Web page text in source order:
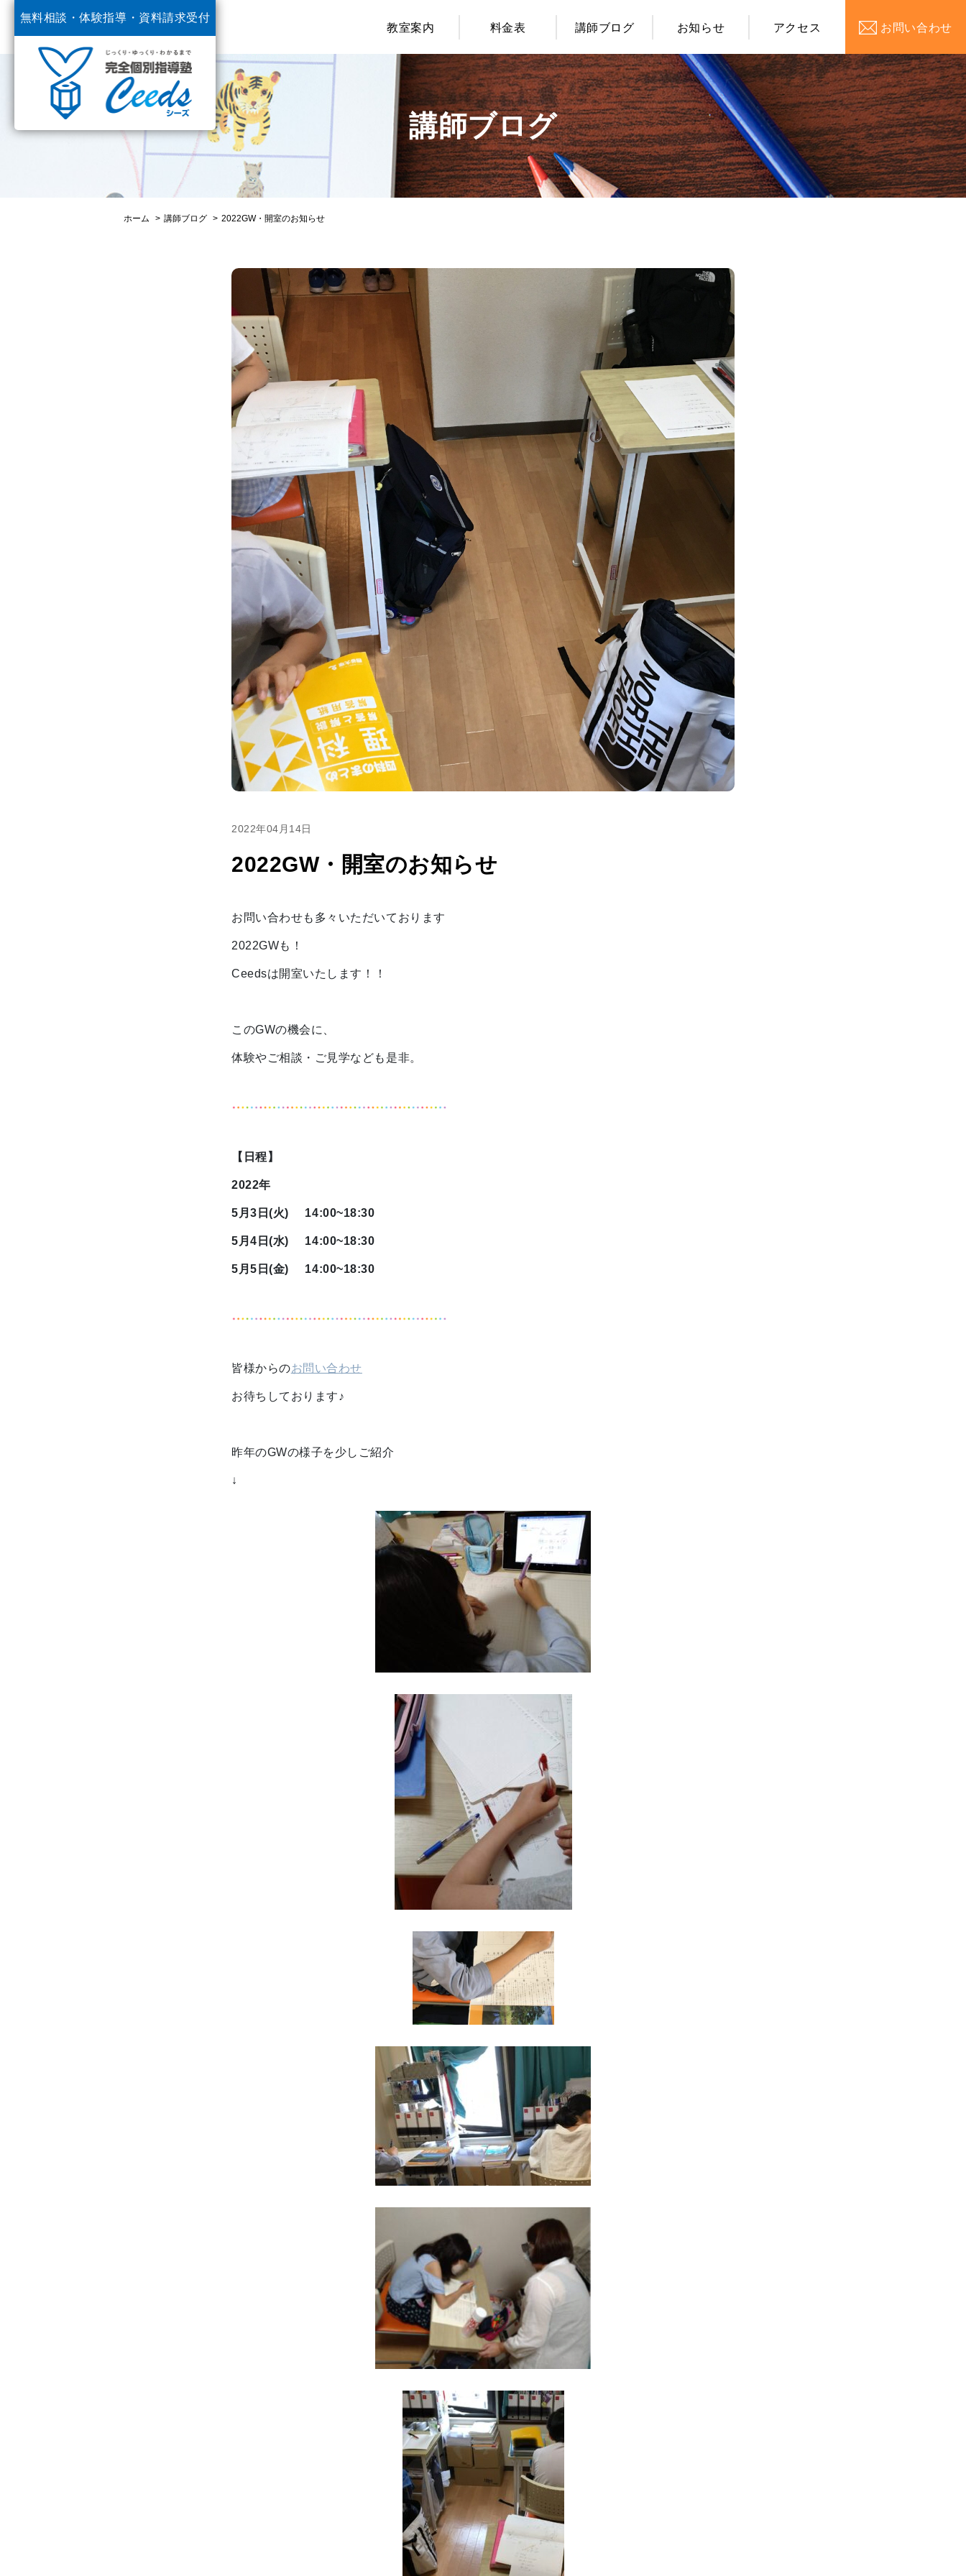
無料相談・体験指導・ 資料請求受付
中
教室案内 料金表 講師ブログ お知らせ アクセス お問い合わせ
講師ブログ
ホーム 講師ブログ 2022GW・開室のお知らせ
2022年04月14日
2022GW・開室のお知らせ
お問い合わせも多々いただいております
2022GWも！
Ceedsは開室いたします！！
このGWの機会に、
体験やご相談・ご見学なども是非。
【日程】
2022年
5月3日(火) 14:00~18:30
5月4日(水) 14:00~18:30
5月5日(金) 14:00~18:30
皆様からのお問い合わせ
お待ちしております♪
昨年のGWの様子を少しご紹介
↓